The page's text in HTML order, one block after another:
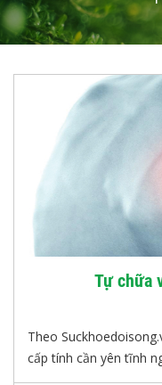
Tự chữa
Theo
cấp tính cần yên tĩnh